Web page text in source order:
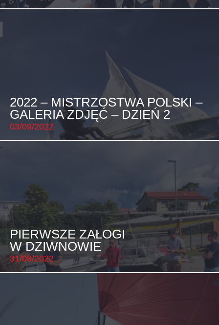
2022 – MISTRZOSTWA POLSKI –
GALERIA ZDJĘĆ – DZIEŃ 2
03/09/2022
PIERWSZE ZAŁOGI
W DZIWNOWIE
31/08/2022